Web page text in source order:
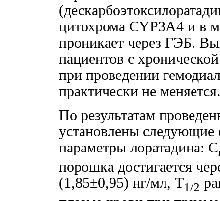
цитохрома CYP3A4 и в
проникает через ГЭБ.
пациентов с
при проведении
практически не меняется.
По результатам
установлены следующие
параметры лоратадина: C
порошка достигается
(1,85±0,95) нг/мл, T1/2